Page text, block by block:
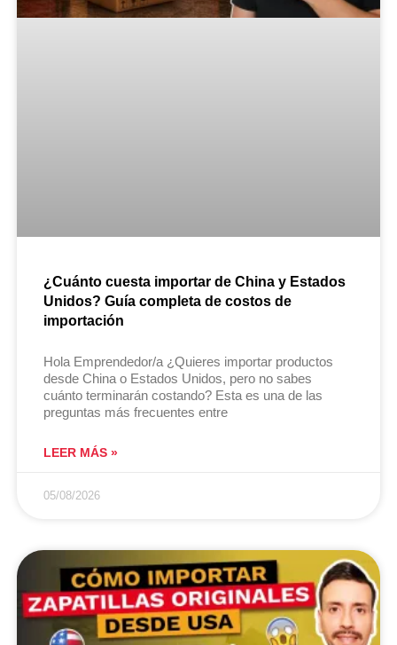
¿Cuánto cuesta importar de China y Estados
Unidos? Guía completa de costos de
importación
Hola Emprendedor/a ¿Quieres importar productos
desde China o Estados Unidos, pero no sabes
cuánto terminarán costando? Esta es una de las
preguntas más frecuentes entre
LEER MÁS »
05/08/2026